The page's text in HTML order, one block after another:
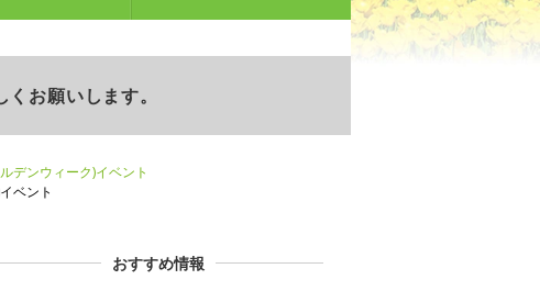
お願いします。
デンウィーク)イベント
ベント
おすすめ情報